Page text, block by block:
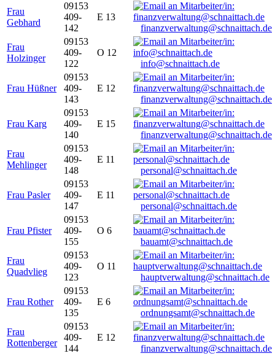
Frau
Gebhard
09153
409-
142
E 13
finanzverwaltung@schnaittach.de
Frau
Holzinger
09153
409-
122
O 12
info@schnaittach.de
Frau Hüßner
09153
409-
143
E 12
finanzverwaltung@schnaittach.de
Frau Karg
09153
409-
140
E 15
finanzverwaltung@schnaittach.de
Frau
Mehlinger
09153
409-
148
E 11
personal@schnaittach.de
Frau Pasler
09153
409-
147
E 11
personal@schnaittach.de
Frau Pfister
09153
409-
155
O 6
bauamt@schnaittach.de
Frau
Quadvlieg
09153
409-
123
O 11
hauptverwaltung@schnaittach.de
Frau Rother
09153
409-
135
E 6
ordnungsamt@schnaittach.de
Frau
Rottenberger
09153
409-
144
E 12
finanzverwaltung@schnaittach.de